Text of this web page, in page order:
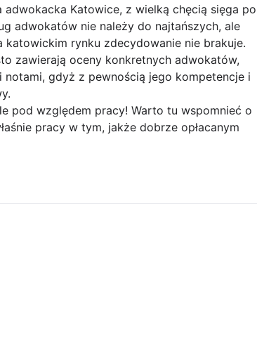
Katowice, z wielką chęcią sięga po
adwokatów nie należy do najtańszych, ale
rynku zdecydowanie nie brakuje.
zawierają oceny konkretnych adwokatów,
gdyż z pewnością jego kompetencje i
pod względem pracy! Warto tu wspomnieć o
pracy w tym, jakże dobrze opłacanym